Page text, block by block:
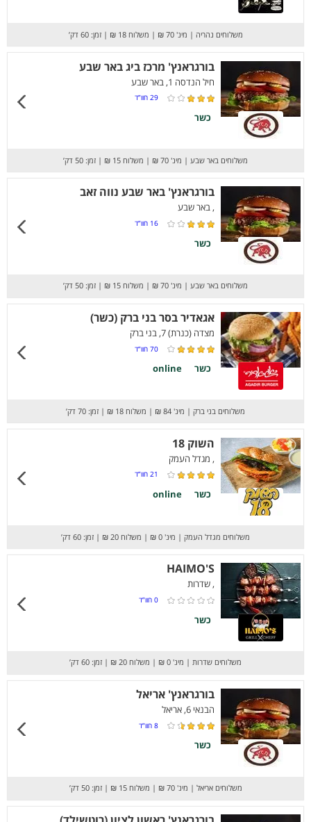
משלוחים נהריה | מינ' 70 ₪ | משלוח 18 ₪ | זמן: 60 דק’
בורגראנץ' מרכז ביג באר שבע
חיל הנדסה 1, באר שבע
29 חוו”ד
כשר
משלוחים באר שבע | מינ' 70 ₪ | משלוח 15 ₪ | זמן: 50 דק’
בורגראנץ' באר שבע נווה זאב
, באר שבע
16 חוו”ד
כשר
משלוחים באר שבע | מינ' 70 ₪ | משלוח 15 ₪ | זמן: 50 דק’
אגאדיר בסר בני ברק (כשר)
מצדה (כנרת) 7, בני ברק
70 חוו”ד
כשר online
משלוחים בני ברק | מינ' 84 ₪ | משלוח 18 ₪ | זמן: 70 דק’
השוק 18
, מגדל העמק
21 חוו”ד
כשר online
משלוחים מגדל העמק | מינ' 0 ₪ | משלוח 20 ₪ | זמן: 60 דק’
HAIMO'S
, שדרות
0 חוו”ד
כשר
משלוחים שדרות | מינ' 0 ₪ | משלוח 20 ₪ | זמן: 60 דק’
בורגראנץ' אריאל
הבנאי 6, אריאל
8 חוו”ד
כשר
משלוחים אריאל | מינ' 70 ₪ | משלוח 15 ₪ | זמן: 50 דק’